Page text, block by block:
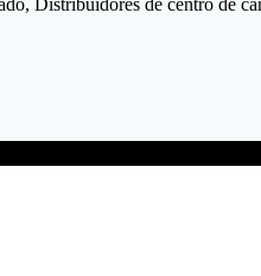
Distribuidores de centro de